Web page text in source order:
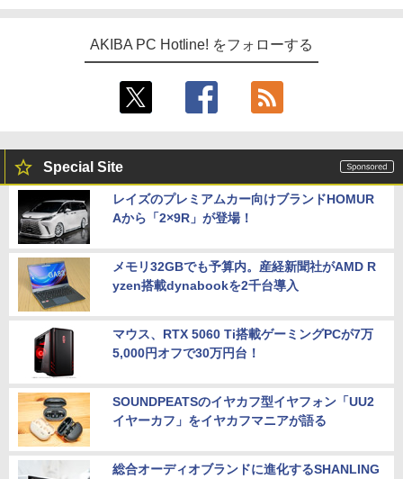
AKIBA PC Hotline! をフォローする
Special Site
レイズのプレミアムカー向けブランドHOMUR
Aから「2×9R」が登場！
メモリ32GBでも予算内。産経新聞社がAMD R
yzen搭載dynabookを2千台導入
マウス、RTX 5060 Ti搭載ゲーミングPCが7万
5,000円オフで30万円台！
SOUNDPEATSのイヤカフ型イヤフォン「UU2
イヤーカフ」をイヤカフマニアが語る
総合オーディオブランドに進化するSHANLING